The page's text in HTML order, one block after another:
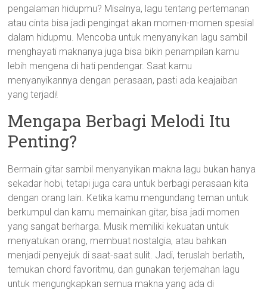
pengalaman hidupmu? Misalnya, lagu tentang pertemanan
atau cinta bisa jadi pengingat akan momen-momen spesial
dalam hidupmu. Mencoba untuk menyanyikan lagu sambil
menghayati maknanya juga bisa bikin penampilan kamu
lebih mengena di hati pendengar. Saat kamu
menyanyikannya dengan perasaan, pasti ada keajaiban
yang terjadi!
Mengapa Berbagi Melodi Itu
Penting?
Bermain gitar sambil menyanyikan makna lagu bukan hanya
sekadar hobi, tetapi juga cara untuk berbagi perasaan kita
dengan orang lain. Ketika kamu mengundang teman untuk
berkumpul dan kamu memainkan gitar, bisa jadi momen
yang sangat berharga. Musik memiliki kekuatan untuk
menyatukan orang, membuat nostalgia, atau bahkan
menjadi penyejuk di saat-saat sulit. Jadi, teruslah berlatih,
temukan chord favoritmu, dan gunakan terjemahan lagu
untuk mengungkapkan semua makna yang ada di